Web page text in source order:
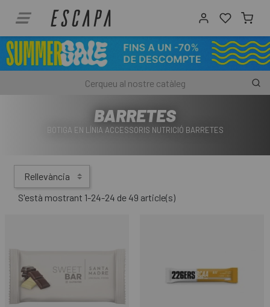
BARRETES
BOTIGA EN LÍNIA ACCESSORIS NUTRICIÓ BARRETES
Rellevància
S'està mostrant 1-24-24 de 49 article(s)